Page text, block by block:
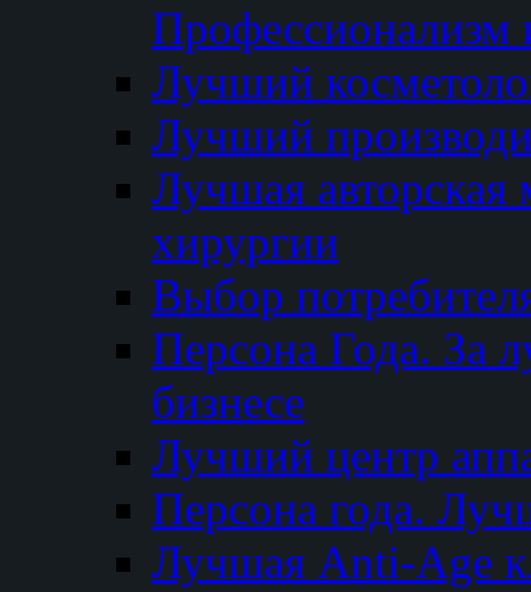
Профессионализм
Лучший
Лучший
Лучшая авторская
хирургии
Выбор
Персона Года. За
бизнесе
Лучший центр
Персона года.
Лучшая Anti-Age